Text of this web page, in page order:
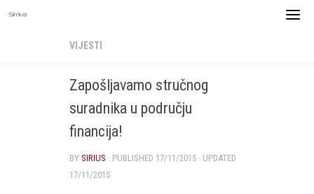
VIJESTI
Zapošljavamo stručnog
suradnika u području
financija!
BY SIRIUS · PUBLISHED 17/11/2015· UPDATED
17/11/2015